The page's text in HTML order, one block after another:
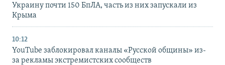
Украину почти 150 БпЛА, часть из них запускали из
Крыма
10:12
YouTube заблокировал каналы «Русской общины» из-
за рекламы экстремистских сообществ